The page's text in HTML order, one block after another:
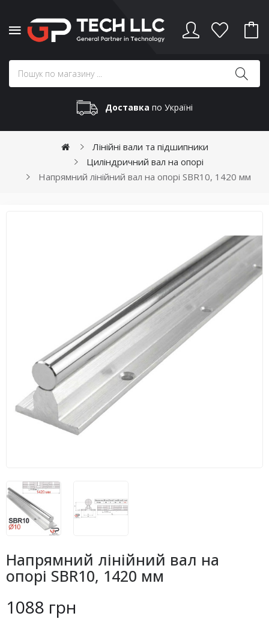
Доставка по Україні
Лінійні вали та підшипники
Циліндричний вал на опорі
Напрямний лінійний вал на опорі SBR10, 1420 мм
Напрямний лінійний вал на
опорі SBR10, 1420 мм
1088 грн